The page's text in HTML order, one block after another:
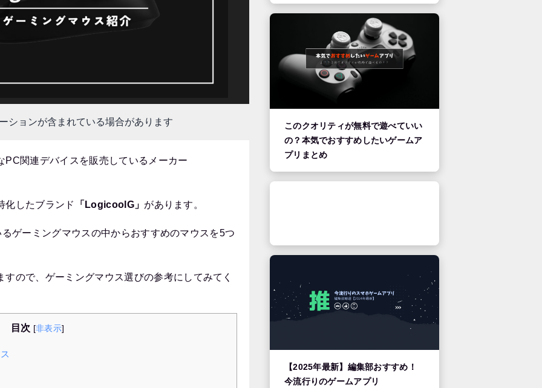
ションが含まれている場合があります
関連デバイスを販売しているメーカー
化したブランド 「LogicoolG」 があります。
ゲーミングマウスの中からおすすめのマウスを5つ
ので、ゲーミングマウス選びの参考にしてみてく
目次 [非表示]
このクオリティが無料で遊べていい
の？本気でおすすめしたいゲームア
プリまとめ
【2025年最新】編集部おすすめ！
今流行りのゲームアプリ